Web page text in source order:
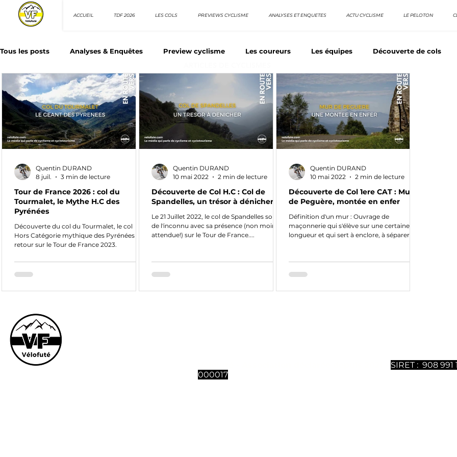
ACCUEIL TDF 2026 LES COLS PREVIEWS CYCLISME ANALYSES ET ENQUETES ACTU CYCLISME LE PELOTON
Tous les posts Analyses & Enquêtes Preview cyclisme Les coureurs Les équipes Découverte de cols
Les Tuto cyclisme Nos séries - Top 10 21e siècle Nos séries - Coureurs sans GT Nos séries - Baroudeurs
Top 10 sprinteurs Top 10 rouleurs Giro d'Italia La vuelta / Tour d'Espagne Rétro
Villes et itinéraire cyclos
Tour de France 2026 : col du
Tourmalet, le Mythe H.C des
Pyrénées
Découverte du col du Tourmalet, le col
Hors Catégorie mythique des Pyrénées de
retour sur le Tour de France 2023.
Quentin DURAND
8 juil.
3 min de lecture
Découverte de Col H.C : Col de
Spandelles, un trésor à dénicher
Le 21 Juillet 2022, le col de Spandelles sortira
de l'inconnu avec sa présence (non moins
attendue!) sur le Tour de France....
Quentin DURAND
10 mai 2022
2 min de lecture
Découverte de Col 1ere CAT : Mur
de Peguère, montée en enfer
Définition d'un mur : Ouvrage de
maçonnerie qui s'élève sur une certaine
longueur et qui sert à enclore, à séparer ou
Quentin DURAND
10 mai 2022
2 min de lecture
SIRET : 908 991
000017